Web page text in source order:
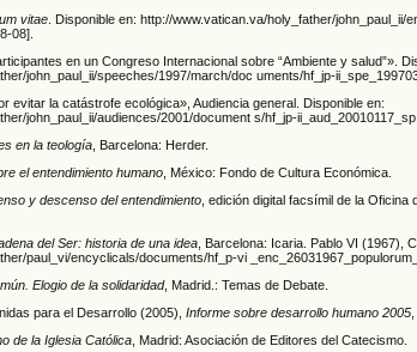
vitae . Disponible en: http://www.vatican.va/holy_father/
08].
en un Congreso Internacional sobre “Ambiente y salud”».
john_paul_ii/speeches/1997/march/doc uments/hf_jp-
evitar la catástrofe ecológica», Audiencia general. Disponible en:
john_paul_ii/audiences/2001/document s/hf_jp-
en la teología , Barcelona: Herder.
el entendimiento humano , México: Fondo de Cultura Económica.
y descenso del entendimiento, edición digital facsímil de la Oficina
del Ser: historia de una idea , Barcelona: Icaria. Pablo VI (1967),
paul_vi/encyclicals/documents/hf_p-vi
Elogio de la solidaridad, Madrid.: Temas de Debate.
para el Desarrollo (2005),Informe sobre desarrollo humano 2005
de la Iglesia Católica , Madrid: Asociación de Editores del Catecismo.